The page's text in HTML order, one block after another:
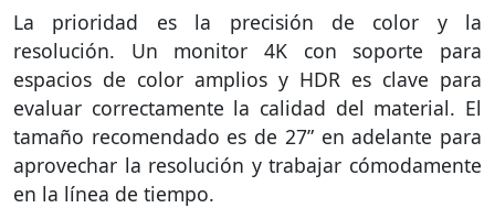
La prioridad es la precisión de color y la
resolución. Un monitor 4K con soporte para
espacios de color amplios y HDR es clave para
evaluar correctamente la calidad del material. El
tamaño recomendado es de 27” en adelante para
aprovechar la resolución y trabajar cómodamente
en la línea de tiempo.